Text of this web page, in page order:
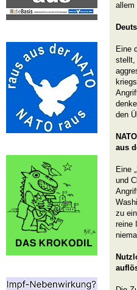
allem
Eine
stellt,
den
aus
Eine
und
zu
reine